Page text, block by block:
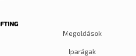
Megoldások
Iparágak